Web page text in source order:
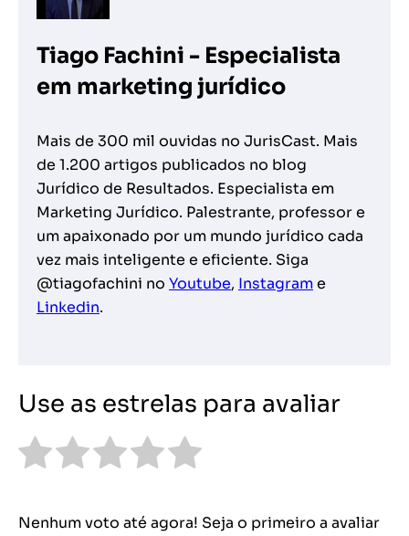
Tiago Fachini - Especialista
em marketing jurídico
Mais de 300 mil ouvidas no JurisCast. Mais
de 1.200 artigos publicados no blog
Jurídico de Resultados. Especialista em
Marketing Jurídico. Palestrante, professor e
um apaixonado por um mundo jurídico cada
vez mais inteligente e eficiente. Siga
@tiagofachini no Youtube, Instagrame
Linkedin.
Use as estrelas para avaliar
Nenhum voto até agora! Seja o primeiro a avaliar